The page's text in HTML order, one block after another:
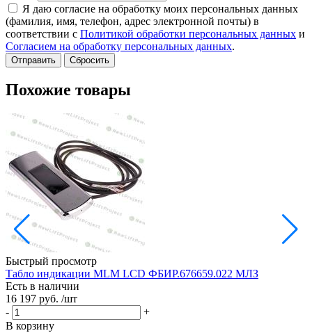
Я даю согласие на обработку моих персональных данных
(фамилия, имя, телефон, адрес электронной почты) в
соответствии с Политикой обработки персональных данных и
Согласием на обработку персональных данных.
Сбросить
Похожие товары
Быстрый просмотр
Табло индикации MLM LCD ФБИР.676659.022 МЛЗ
Есть в наличии
16 197 руб. /шт
-
+
В корзину